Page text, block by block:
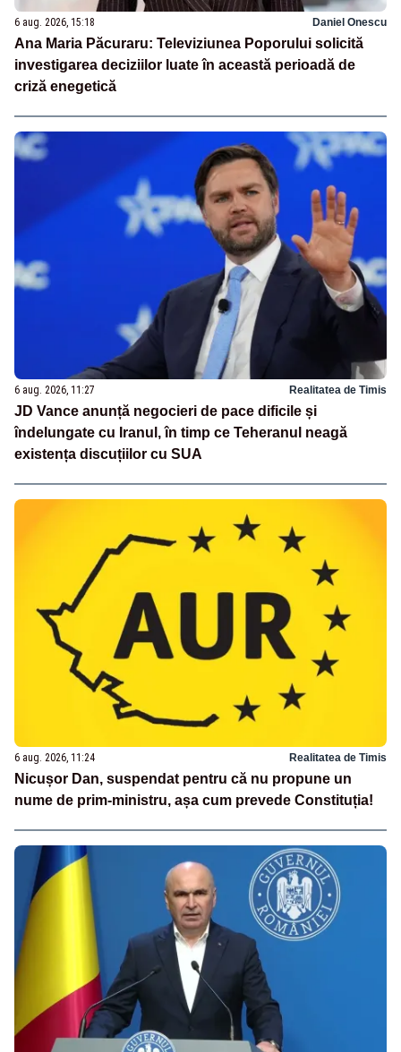
6 aug. 2026, 15:18 Daniel Onescu
Ana Maria Păcuraru: Televiziunea Poporului solicită
investigarea deciziilor luate în această perioadă de
criză enegetică
6 aug. 2026, 11:27 Realitatea de Timis
JD Vance anunță negocieri de pace dificile și
îndelungate cu Iranul, în timp ce Teheranul neagă
existența discuțiilor cu SUA
6 aug. 2026, 11:24 Realitatea de Timis
Nicușor Dan, suspendat pentru că nu propune un
nume de prim-ministru, așa cum prevede Constituția!